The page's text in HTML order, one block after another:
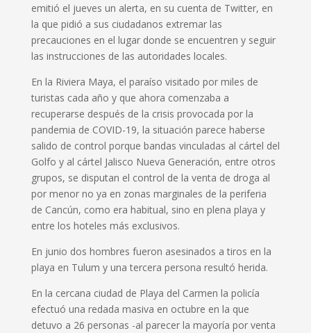
emitió el jueves un alerta, en su cuenta de Twitter, en
la que pidió a sus ciudadanos extremar las
precauciones en el lugar donde se encuentren y seguir
las instrucciones de las autoridades locales.
En la Riviera Maya, el paraíso visitado por miles de
turistas cada año y que ahora comenzaba a
recuperarse después de la crisis provocada por la
pandemia de COVID-19, la situación parece haberse
salido de control porque bandas vinculadas al cártel del
Golfo y al cártel Jalisco Nueva Generación, entre otros
grupos, se disputan el control de la venta de droga al
por menor no ya en zonas marginales de la periferia
de Cancún, como era habitual, sino en plena playa y
entre los hoteles más exclusivos.
En junio dos hombres fueron asesinados a tiros en la
playa en Tulum y una tercera persona resultó herida.
En la cercana ciudad de Playa del Carmen la policía
efectuó una redada masiva en octubre en la que
detuvo a 26 personas -al parecer la mayoría por venta